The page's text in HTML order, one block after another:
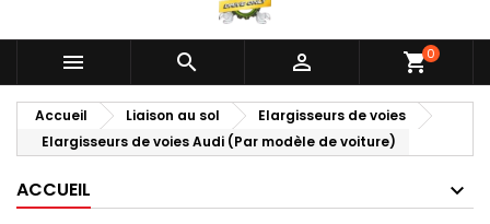
   shopping_cart0
Accueil Liaison au sol
Elargisseurs de voies
Elargisseurs de voies Audi (Par modèle de voiture)
ACCUEIL